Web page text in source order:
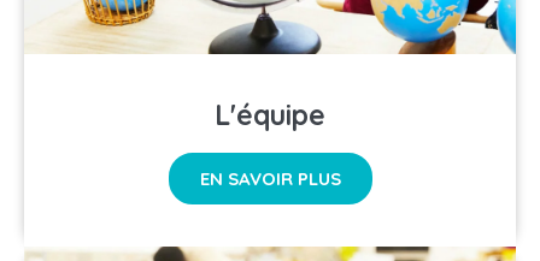
L'équipe
EN SAVOIR PLUS